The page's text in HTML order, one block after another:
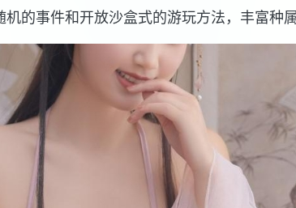
事件和开放沙盒式的游玩方法，丰富种属